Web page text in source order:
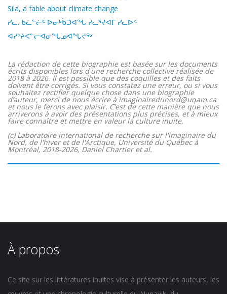
Sila, a fable about climate change
ᓯᓚ. ᑲᓛᓪᓖᑦ ᐅᓂᒃᑳᑐᐊᖓ ᓯᓚᕐᔪᐊᒥ ᓯᓚᐅᑉ
ᐊᓯᔾᔨᐸᓪᓕᐊᓂᖓᓄᐊᖓᔪᖅ
La rédaction de cette biographie est basée sur les documents
écrits disponibles lors d'une recherche collective réalisée de
2018 à 2026. Il est possible que des coquilles et des faits
doivent être corrigés. Si vous constatez une erreur, ou si vous
souhaitez rectifier quelque chose dans une biographie
d’auteur, merci de nous écrire à imaginairedunord@uqam.ca
et nous le ferons avec plaisir. C’est de cette manière que nous
arriverons à avoir des présentations plus précises, et à mieux
faire connaître et mettre en valeur la culture inuite.
(c) Laboratoire international de recherche sur l'imaginaire du
Nord, de l'hiver et de l'Arctique, Université du Québec à
Montréal, 2018-2026, Daniel Chartier et al.
À propos
Ce site sur les littératures inuites vise à présenter les auteurs, les